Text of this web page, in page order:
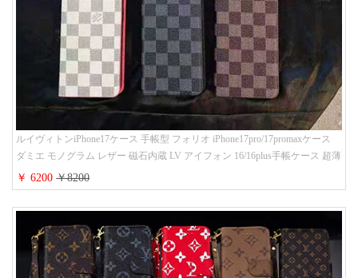
ルイヴィトンiPhone17ケース 手帳型 フォリオ iPhone17pro/17promaxケース
ダミエ モノグラム レザー 磁石内蔵 LV アイフォン 16/16plus手帳ケース 超薄
ビジネス風 メンズ レディース おしゃれ ブランドiphone15/14/13手帳型スマ
ホケース お 揃い
￥ 6200￥8200